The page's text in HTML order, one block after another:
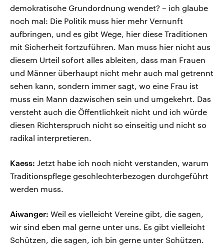
demokratische Grundordnung wendet? – ich glaube
noch mal: Die Politik muss hier mehr Vernunft
aufbringen, und es gibt Wege, hier diese Traditionen
mit Sicherheit fortzuführen. Man muss hier nicht aus
diesem Urteil sofort alles ableiten, dass man Frauen
und Männer überhaupt nicht mehr auch mal getrennt
sehen kann, sondern immer sagt, wo eine Frau ist
muss ein Mann dazwischen sein und umgekehrt. Das
versteht auch die Öffentlichkeit nicht und ich würde
diesen Richterspruch nicht so einseitig und nicht so
radikal interpretieren.
Kaess: Jetzt habe ich noch nicht verstanden, warum
Traditionspflege geschlechterbezogen durchgeführt
werden muss.
Aiwanger: Weil es vielleicht Vereine gibt, die sagen,
wir sind eben mal gerne unter uns. Es gibt vielleicht
Schützen, die sagen, ich bin gerne unter Schützen.